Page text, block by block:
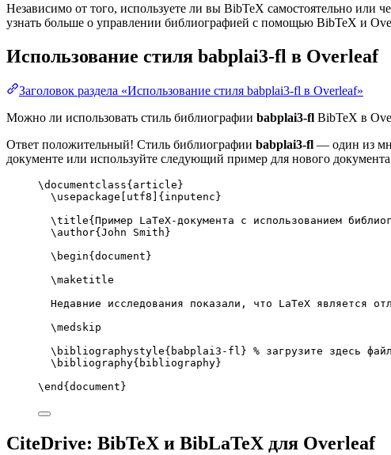
Независимо от того, используете ли вы BibTeX самостоятельно или
узнать больше о управлении библиографией с помощью BibTeX и
Использование стиля babplai3-fl в Overleaf
Заголовок раздела «Использование стиля babplai3-fl в Overleaf»
Можно ли использовать стиль библиографии babplai3-fl BibTeX в
Ответ положительный! Стиль библиографии babplai3-fl — один из
документе или используйте следующий пример для нового
\documentclass{ article }
\usepackage
utf8 ]{ inputenc }
\title{Пример LaTeX-документа с использованием
\author{John Smith}
\begin{ document }
\maketitle
Недавние исследования показали, что LaTeX является
\medskip
\bibliographystyle{babplai3-fl} % загрузите здесь
\bibliography{bibliography}
\end { document }
CiteDrive: BibTeX и BibLaTeX для Overleaf